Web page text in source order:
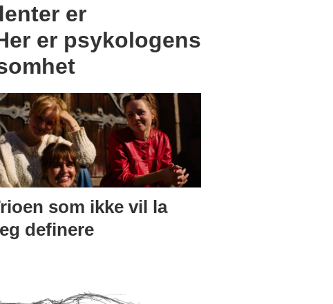
er
er psykologens
som ikke vil la
definere